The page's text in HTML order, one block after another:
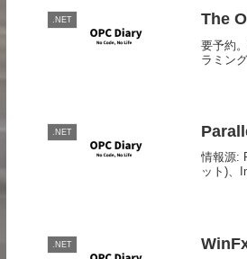
.NET The
要予約
ラミン
.NET
情報源:
ット)、
.NET